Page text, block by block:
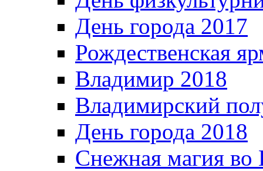
День города 2017
Рождественская
Владимир 2018
Владимирский
День города 2018
Снежная магия во